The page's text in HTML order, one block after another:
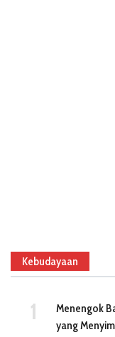
Kebudayaan
Menengok
yang